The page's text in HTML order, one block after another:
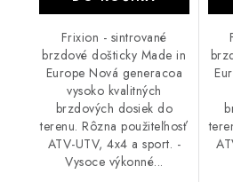
Frixion - sintrované
brzdové došticky Made in
Europe Nová generacoa
vysoko kvalitných
brzdových dosiek do
terenu. Rôzna použiteľnosť
ATV-UTV, 4x4 a sport. -
Vysoce výkonné...